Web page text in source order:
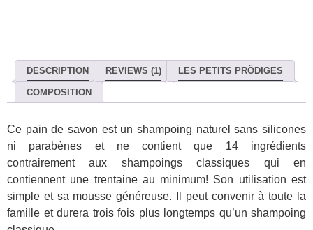
DESCRIPTION REVIEWS (1) LES PETITS PRÖDIGES
COMPOSITION
Ce pain de savon est un shampoing naturel sans silicones
ni parabènes et ne contient que 14 ingrédients
contrairement aux shampoings classiques qui en
contiennent une trentaine au minimum! Son utilisation est
simple et sa mousse généreuse. Il peut convenir à toute la
famille et durera trois fois plus longtemps qu’un shampoing